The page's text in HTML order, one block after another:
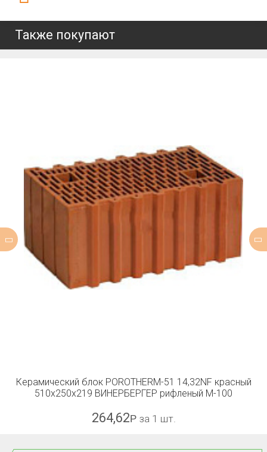
Также покупают
Керамический блок POROTHERM-51 14,32NF красный
510x250x219 ВИНЕРБЕРГЕР рифленый М-100
264,62Р за 1 шт.